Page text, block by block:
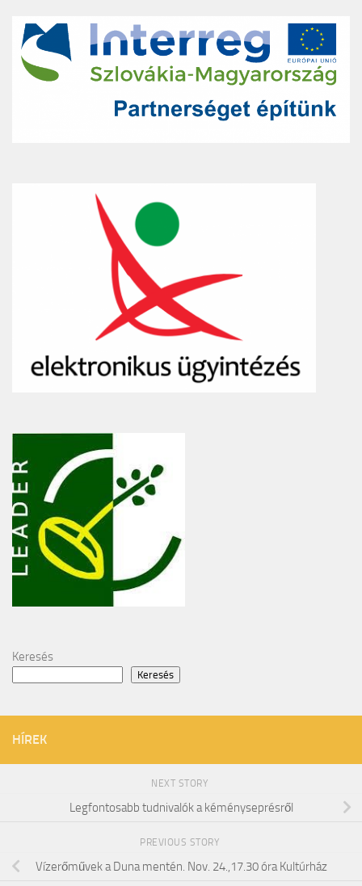
Keresés
Keresés
HÍREK
NEXT STORY
Legfontosabb tudnivalók a kéményseprésről
PREVIOUS STORY
Vízerőművek a Duna mentén. Nov. 24.,17.30 óra Kultúrház